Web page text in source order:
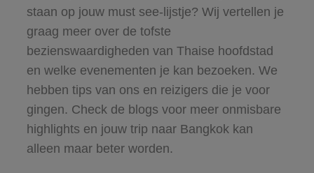
staan op jouw must see-lijstje? Wij vertellen je
graag meer over de tofste
bezienswaardigheden van Thaise hoofdstad
en welke evenementen je kan bezoeken. We
hebben tips van ons en reizigers die je voor
gingen. Check de blogs voor meer onmisbare
highlights en jouw trip naar Bangkok kan
alleen maar beter worden.